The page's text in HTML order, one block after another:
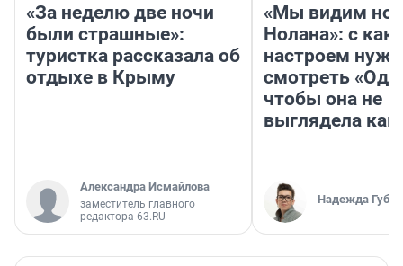
«За неделю две ночи
были страшные»:
туристка рассказала об
отдыхе в Крыму
Александра Исмайлова
заместитель главного
редактора 63.RU
«Мы видим
Нолана»: с
настроем
смотреть
чтобы она не
выглядела как
Надежда